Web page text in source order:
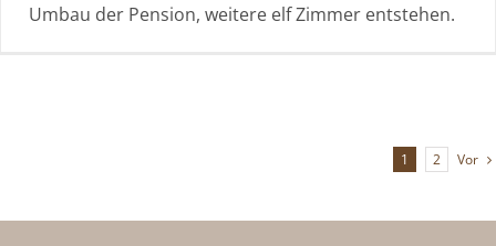
Umbau der Pension, weitere elf Zimmer entstehen.
1 2 Vor